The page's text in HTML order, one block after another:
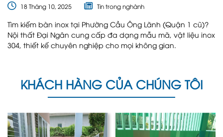
18 Tháng 10, 2025 Tin trong nghành
Tìm kiếm bàn inox tại Phường Cầu Ông Lãnh (Quận 1 cũ)?
Nội thất Đại Ngân cung cấp đa dạng mẫu mã, vật liệu inox
304, thiết kế chuyên nghiệp cho mọi không gian.
KHÁCH HÀNG CỦA CHÚNG TÔI